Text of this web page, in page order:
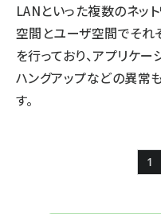
LANといった複数のネッ
空間とユーザ空間でそれ
を行っており、アプリケ
ハングアップなどの異常
す。
1